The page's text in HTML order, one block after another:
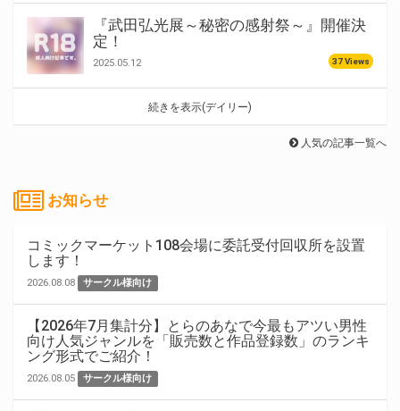
『武田弘光展～秘密の感射祭～』開催決
定！
2025.05.12 37 Views
続きを表示(デイリー)
人気の記事一覧へ
お知らせ
コミックマーケット108会場に委託受付回収所を設置
します！
2026.08.08 サークル様向け
【2026年7月集計分】とらのあなで今最もアツい男性
向け人気ジャンルを「販売数と作品登録数」のランキ
ング形式でご紹介！
2026.08.05 サークル様向け